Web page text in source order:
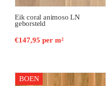
Eik coral animoso LN
geborsteld
€147,95 per m²
BOEN